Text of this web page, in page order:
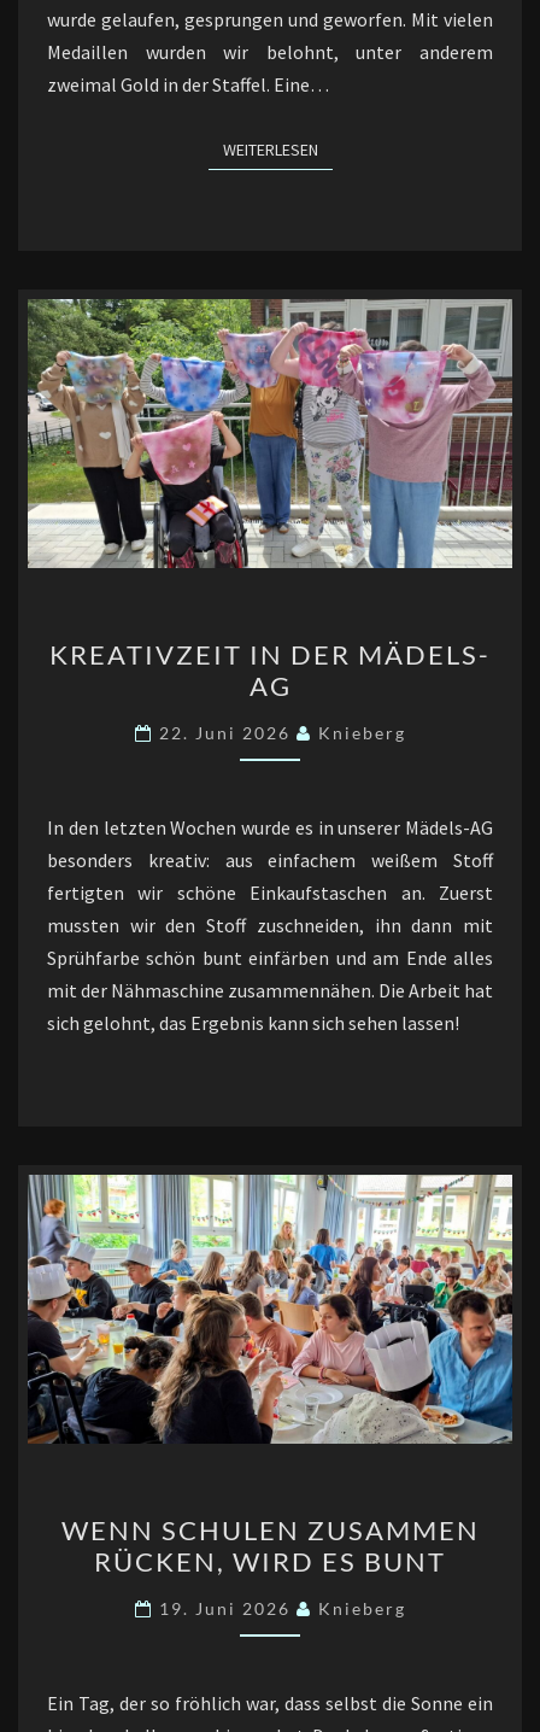
wurde gelaufen, gesprungen und geworfen. Mit vielen
Medaillen wurden wir belohnt, unter anderem
zweimal Gold in der Staffel. Eine…
WEITERLESENWEITERLESEN
IN
DER
MÄDELS-
AG
KREATIVZEIT IN DER MÄDELS-
AG
22. Juni 2026 Knieberg
In den letzten Wochen wurde es in unserer Mädels-AG
besonders kreativ: aus einfachem weißem Stoff
fertigten wir schöne Einkaufstaschen an. Zuerst
mussten wir den Stoff zuschneiden, ihn dann mit
Sprühfarbe schön bunt einfärben und am Ende alles
mit der Nähmaschine zusammennähen. Die Arbeit hat
sich gelohnt, das Ergebnis kann sich sehen lassen!
SCHULEN
ZUSAMMEN
RÜCKEN,
WIRD
BUNT
WENN SCHULEN ZUSAMMEN
RÜCKEN, WIRD ES BUNT
19. Juni 2026 Knieberg
Ein Tag, der so fröhlich war, dass selbst die Sonne ein